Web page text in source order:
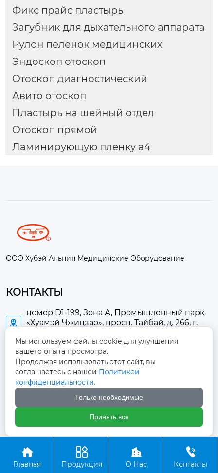
Фикс прайс пластырь
Загубник для дыхательного аппарата
Рулон пеленок медицинских
Эндоскоп отоскоп
Отоскоп диагностический
Авито отоскоп
Пластырь на шейный отдел
Отоскоп прямой
Ламинирующую пленку а4
ООО Хубэй Аньнин Медицинские Оборудование
КОНТАКТЫ

номер D1-199, Зона А, Промышленный парк
«Хуамэй Чжицзао», просп. Тайбай, д. 266, г.
 2673889948@qq.com
+86-13705274289
+86-19084124289
Оборудование

Главная

Продукция

О Нас

Контакты
Мы используем файлы cookie для улучшения
вашего опыта просмотра.
Продолжая использовать этот сайт, вы
соглашаетесь с нашей Политикой
конфиденциальности.
Только необходимые
Принять все